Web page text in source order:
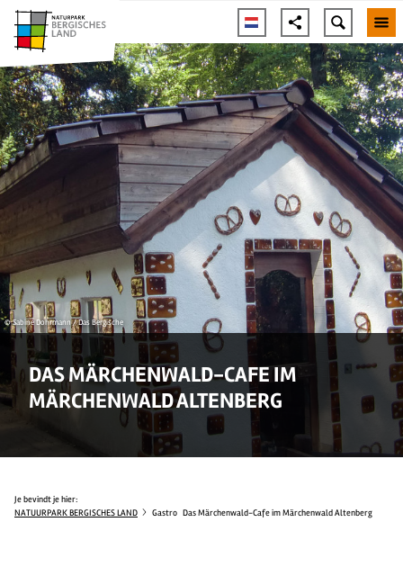
© Sabine Dohrmann / Das Bergische
DAS MÄRCHENWALD-CAFE IM
MÄRCHENWALD ALTENBERG
Je bevindt je hier:
NATUURPARK BERGISCHES LAND
Gastro Das Märchenwald-Cafe im Märchenwald Altenberg